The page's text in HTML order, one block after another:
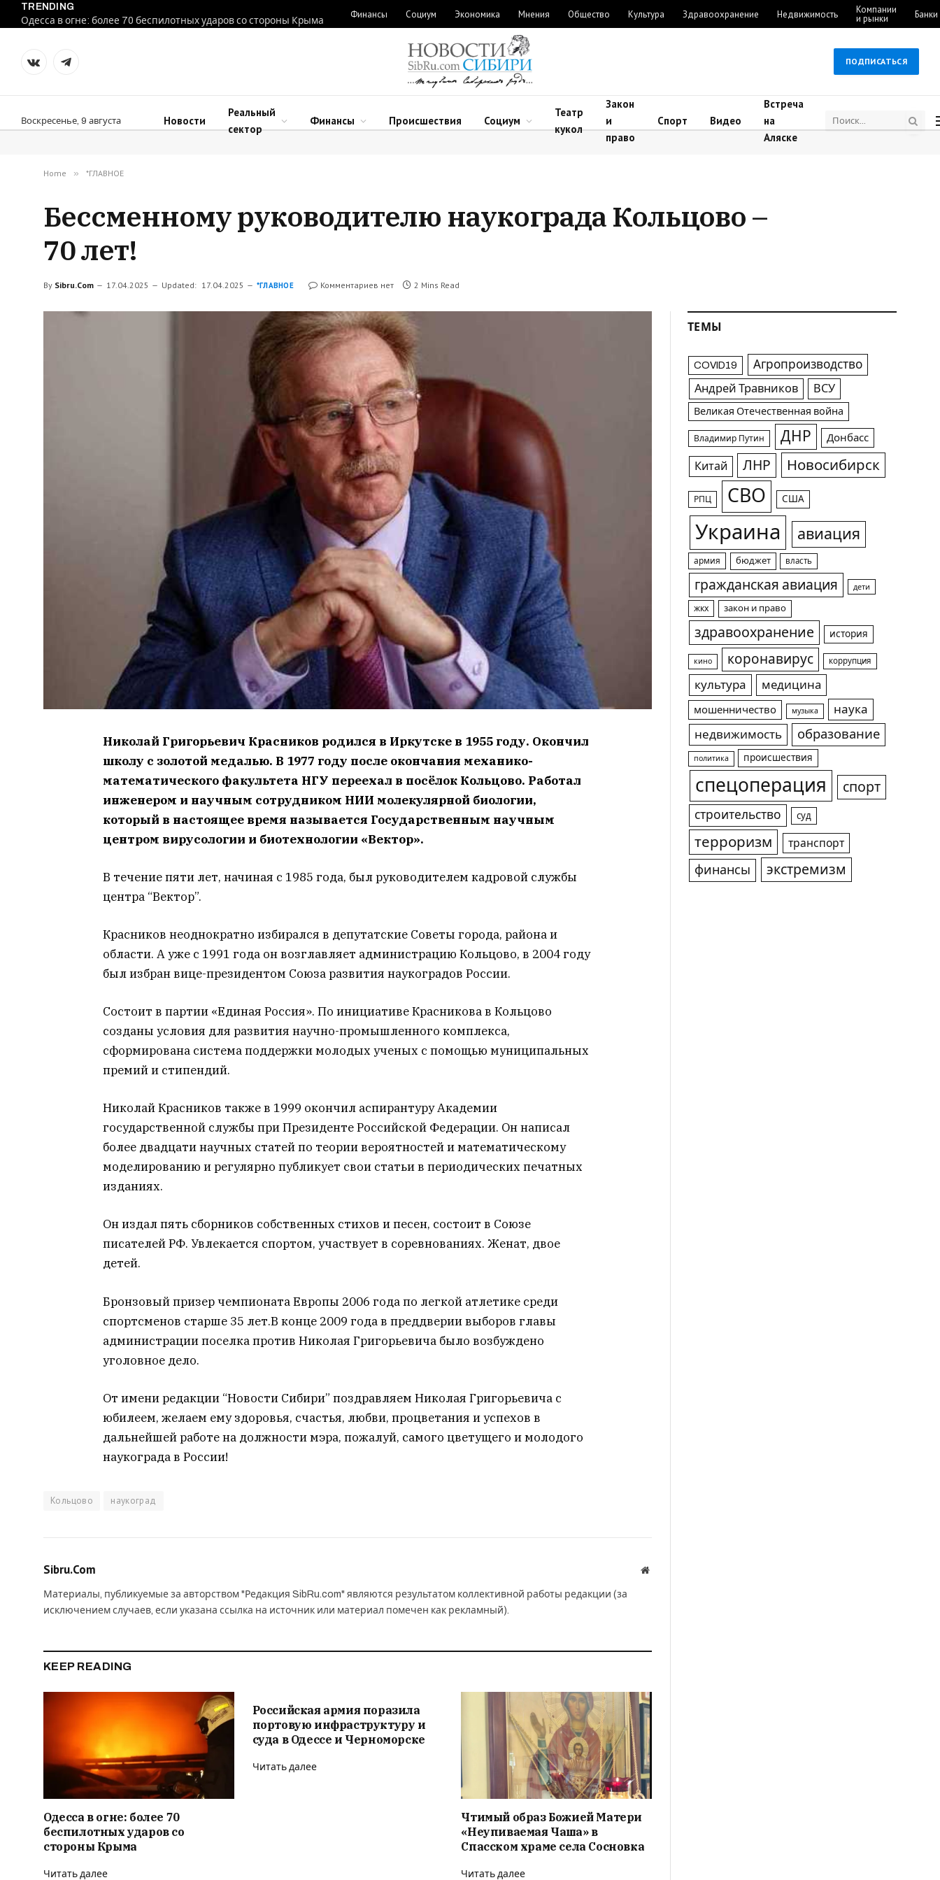
TRENDING
Одесса в огне: более 70 беспилотных ударов со стороны Крыма
Финансы Социум Экономика Мнения Общество Культура Здравоохранение Недвижимость Компании
и рынки Банки
VKontakteTelegram
ПОДПИСАТЬСЯ
Воскресенье, 9 августа Новости
Реальный
сектор
Финансы Происшествия Социум
Театр
кукол
Закон
и
право
Спорт Видео
Встреча
на
Аляске
Home » *ГЛАВНОЕ
Бессменному руководителю наукограда Кольцово –
70 лет!
By Sibru.Com 17.04.2025 Updated: 17.04.2025 *ГЛАВНОЕ Комментариев нет 2 Mins Read
Николай Григорьевич Красников родился в Иркутске в 1955 году. Окончил
школу с золотой медалью. В 1977 году после окончания механико-
математического факультета НГУ переехал в посёлок Кольцово. Работал
инженером и научным сотрудником НИИ молекулярной биологии,
который в настоящее время называется Государственным научным
центром вирусологии и биотехнологии «Вектор».
В течение пяти лет, начиная с 1985 года, был руководителем кадровой службы
центра “Вектор”.
Красников неоднократно избирался в депутатские Советы города, района и
области. А уже с 1991 года он возглавляет администрацию Кольцово, в 2004 году
был избран вице-президентом Союза развития наукоградов России.
Состоит в партии «Единая Россия». По инициативе Красникова в Кольцово
созданы условия для развития научно-промышленного комплекса,
сформирована система поддержки молодых ученых с помощью муниципальных
премий и стипендий.
Николай Красников также в 1999 окончил аспирантуру Академии
государственной службы при Президенте Российской Федерации. Он написал
более двадцати научных статей по теории вероятностей и математическому
моделированию и регулярно публикует свои статьи в периодических печатных
изданиях.
Он издал пять сборников собственных стихов и песен, состоит в Союзе
писателей РФ. Увлекается спортом, участвует в соревнованиях. Женат, двое
детей.
Бронзовый призер чемпионата Европы 2006 года по легкой атлетике среди
спортсменов старше 35 лет.В конце 2009 года в преддверии выборов главы
администрации поселка против Николая Григорьевича было возбуждено
уголовное дело.
От имени редакции “Новости Сибири” поздравляем Николая Григорьевича с
юбилеем, желаем ему здоровья, счастья, любви, процветания и успехов в
дальнейшей работе на должности мэра, пожалуй, самого цветущего и молодого
наукограда в России!
Кольцово наукоград
Sibru.Com Website
Материалы, публикуемые за авторством "Редакция SibRu.com" являются результатом коллективной работы редакции (за
исключением случаев, если указана ссылка на источник или материал помечен как рекламный).
KEEP READING
Одесса в огне: более 70
беспилотных ударов со
стороны Крыма
Читать далее
Российская армия поразила
портовую инфраструктуру и
суда в Одессе и Черноморске
Читать далее
Чтимый образ Божией Матери
«Неупиваемая Чаша» в
Спасском храме села Сосновка
Читать далее
ТЕМЫ
COVID19 Агропроизводство
Андрей Травников ВСУ
Великая Отечественная война
Владимир Путин ДНР Донбасс
Китай ЛНР Новосибирск
РПЦ СВО США
Украина авиация
армия бюджет власть
гражданская авиация дети
жкх закон и право
здравоохранение история
кино коронавирус коррупция
культура медицина
мошенничество музыка
наука
недвижимость
образование
политика происшествия
спецоперация спорт
строительство суд
терроризм транспорт
финансы экстремизм